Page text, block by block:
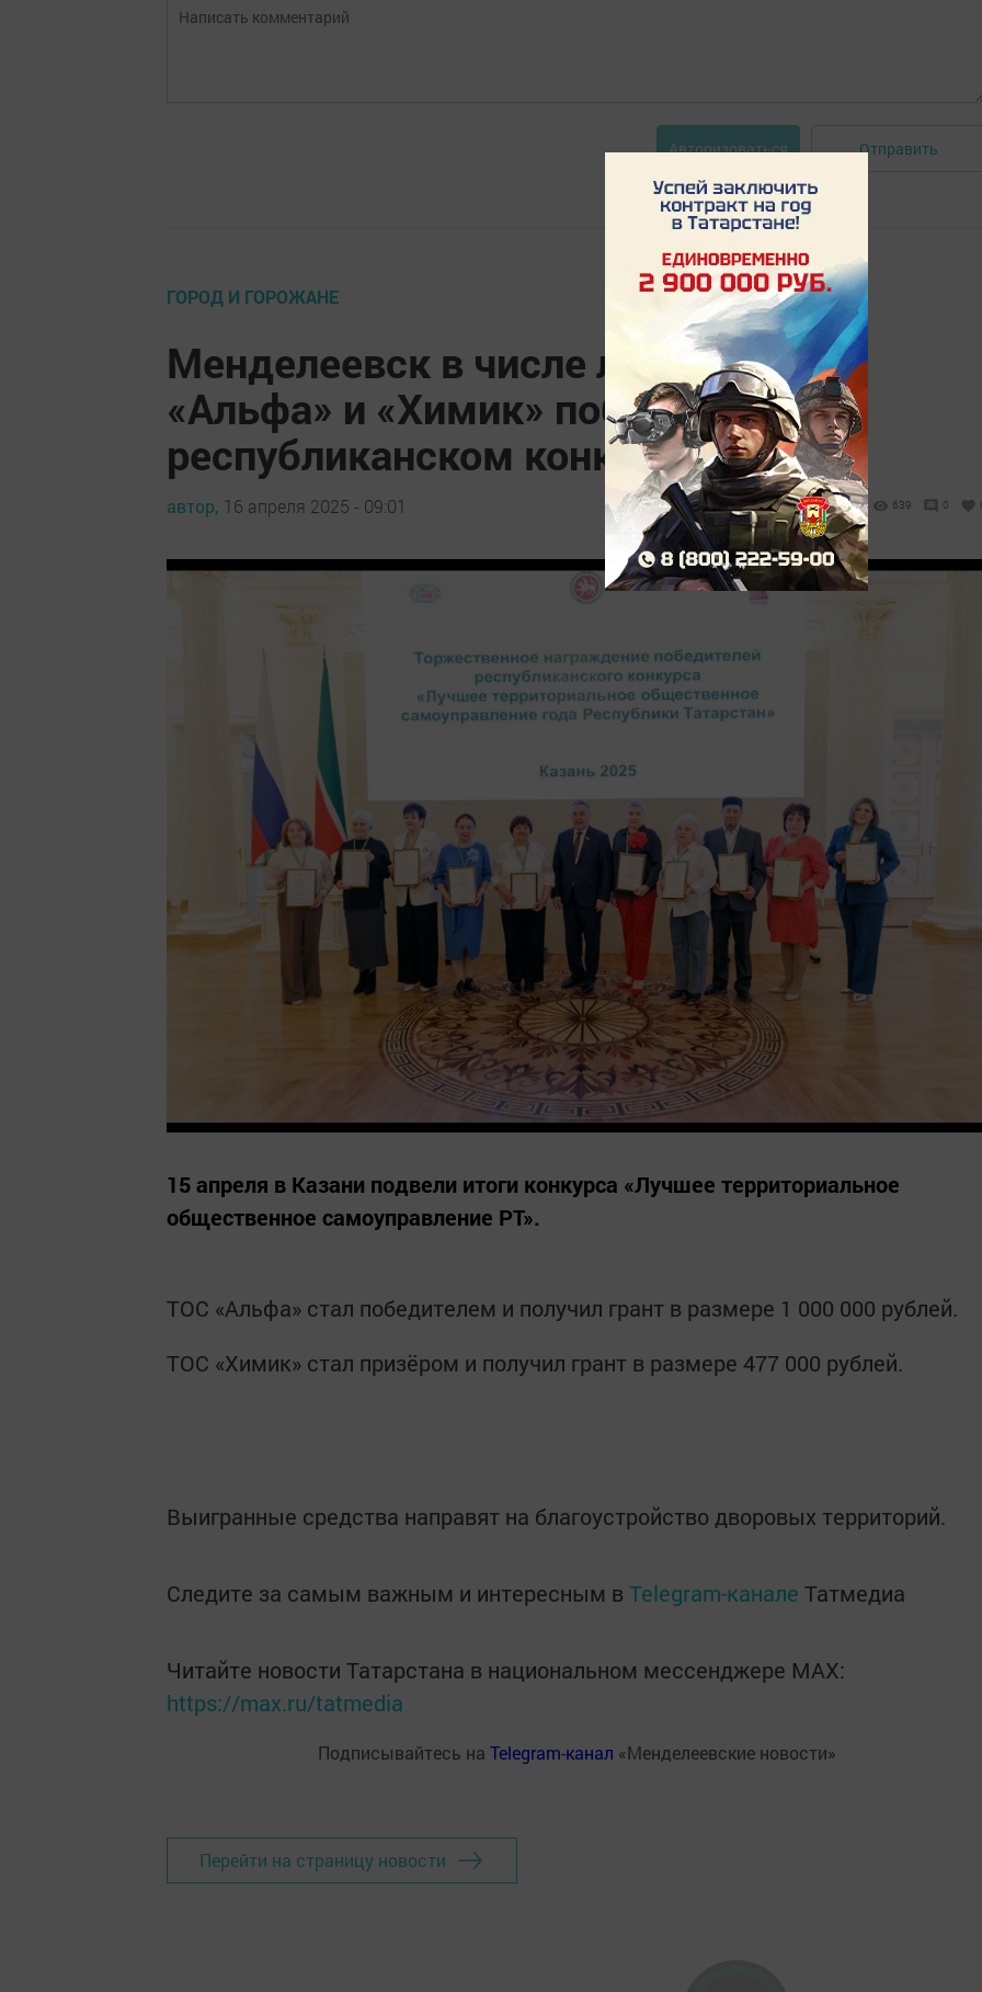
Авторизоваться Отправить
ГОРОД И ГОРОЖАНЕ
Менделеевск в числе лучших: ТОС
«Альфа» и «Химик» победили в
республиканском конкурсе
автор, 16 апреля 2025 - 09:01 639 0
15 апреля в Казани подвели итоги конкурса «Лучшее территориальное
общественное самоуправление РТ».
ТОС «Альфа» стал победителем и получил грант в размере 1 000 000 рублей.
ТОС «Химик» стал призёром и получил грант в размере 477 000 рублей.
Выигранные средства направят на благоустройство дворовых территорий.
Следите за самым важным и интересным в Telegram-канале Татмедиа
Читайте новости Татарстана в национальном мессенджере MАХ:
https://max.ru/tatmedia
Подписывайтесь на Telegram-канал «Менделеевские новости»
Перейти на страницу новости